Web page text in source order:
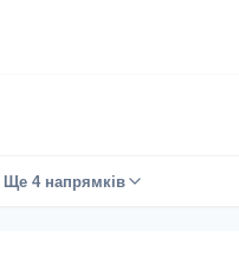
Ще 4 напрямків